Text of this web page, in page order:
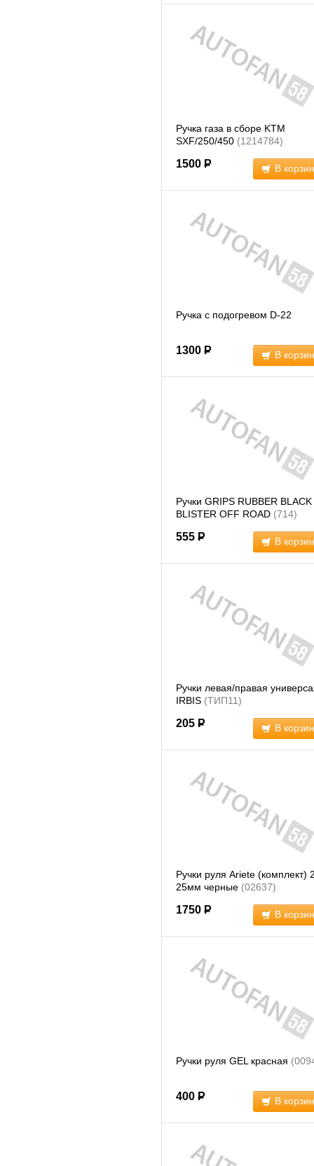
Ручка газа в сборе KTM
SXF/250/450 (1214784)
1500 Р В
Ручка с подогревом D-22
1300 Р В
Ручки GRIPS RUBBER BLACK
BLISTER OFF ROAD (714)
555 Р В
Ручки левая/правая
IRBIS (ТИП11)
205 Р В
Ручки руля Ariete (комплект)
25мм черные (02637)
1750 Р В
Ручки руля GEL красная
400 Р В